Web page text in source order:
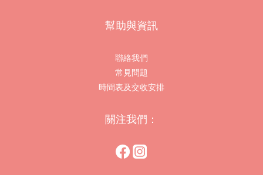
幫助與資訊
聯絡我們
常見問題
時間表及交收安排
關注我們：